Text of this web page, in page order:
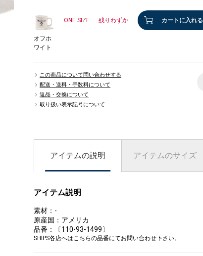
オフホ
ワイト
ONE SIZE 残りわずか カートに入れる
この商品について問い合わせする
配送・送料・手数料について
返品・交換について
取り扱い表示記号について
アイテムの説明 アイテムのサイズ
アイテム説明
素材：-
原産国：アメリカ
品番：〔110-93-1499〕
SHIPS各店へはこちらの品番にてお問い合わせ下さい。